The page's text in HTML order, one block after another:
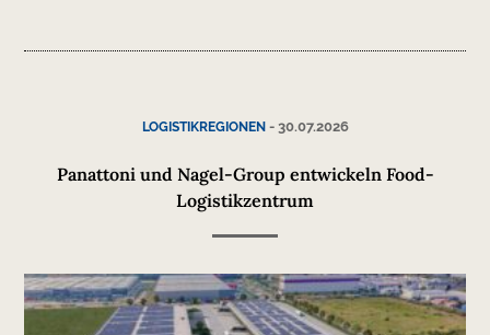
LOGISTIKREGIONEN- 30.07.2026
Panattoni und Nagel-Group entwickeln Food-
Logistikzentrum